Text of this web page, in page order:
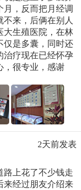
月，反而把月经调
来，后俩在别人
大生殖医院，在林
仅是多囊，同时还
治疗现在已经怀孕
，很专业，感谢
2天前发表
路上花了不少钱走
来经过朋友介绍来